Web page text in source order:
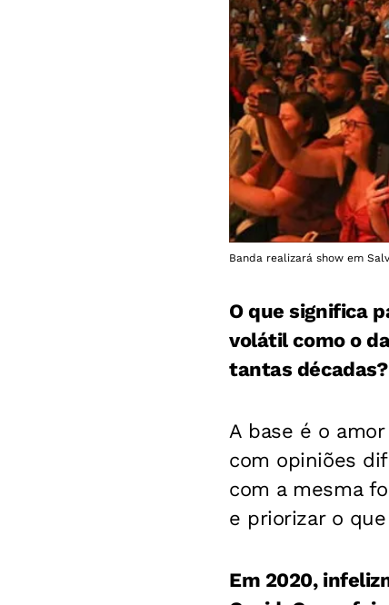
Banda realizará show em
O que significa
volátil como o
tantas décadas?
A base é o
com opiniões
com a mesma
e priorizar o
Em 2020,